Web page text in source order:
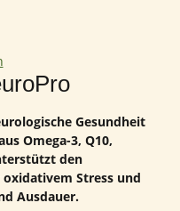
von 5 Sternen
Gesundheit
Omega-3, Q10,
den
Stress und
Ausdauer.